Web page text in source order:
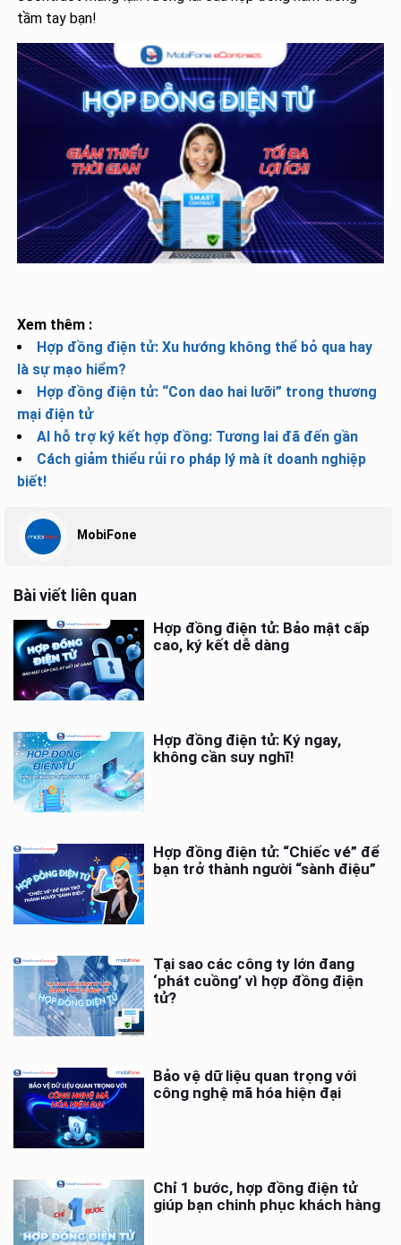
tầm tay bạn!
Xem thêm :
Hợp đồng điện tử: Xu hướng không thể bỏ qua hay
là sự mạo hiểm?
Hợp đồng điện tử: “Con dao hai lưỡi” trong thương
mại điện tử
AI hỗ trợ ký kết hợp đồng: Tương lai đã đến gần
Cách giảm thiểu rủi ro pháp lý mà ít doanh nghiệp
biết!
MobiFone
Bài viết liên quan
Hợp đồng điện tử: Bảo mật cấp
cao, ký kết dễ dàng
Hợp đồng điện tử: Ký ngay,
không cần suy nghĩ!
Hợp đồng điện tử: “Chiếc vé” để
bạn trở thành người “sành điệu”
Tại sao các công ty lớn đang
‘phát cuồng’ vì hợp đồng điện
tử?
Bảo vệ dữ liệu quan trọng với
công nghệ mã hóa hiện đại
Chỉ 1 bước, hợp đồng điện tử
giúp bạn chinh phục khách hàng